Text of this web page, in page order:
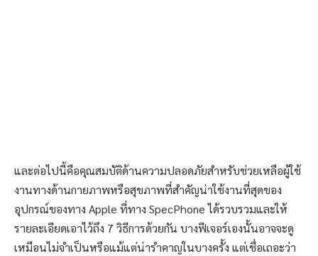
และต่อไปนี้คือคุณสมบัติด้านความปลอดภัยสำหรับช่วยเหลือผู้ใช้
งานทางด้านกายภาพหรือสุขภาพที่สำคัญน่าใช้งานที่สุดของ
อุปกรณ์ของทาง Apple ที่ทาง SpecPhone ได้รวบรวมและให้
รายละเอียดเอาไว้ถึง 7 วิธีการด้วยกัน บางฟีเจอร์เองนั้นอาจจะดู
เหมือนไม่จำเป็นหรือแม้แต่น่ารำคาญในบางครั้ง แต่เชื่อเถอะว่า